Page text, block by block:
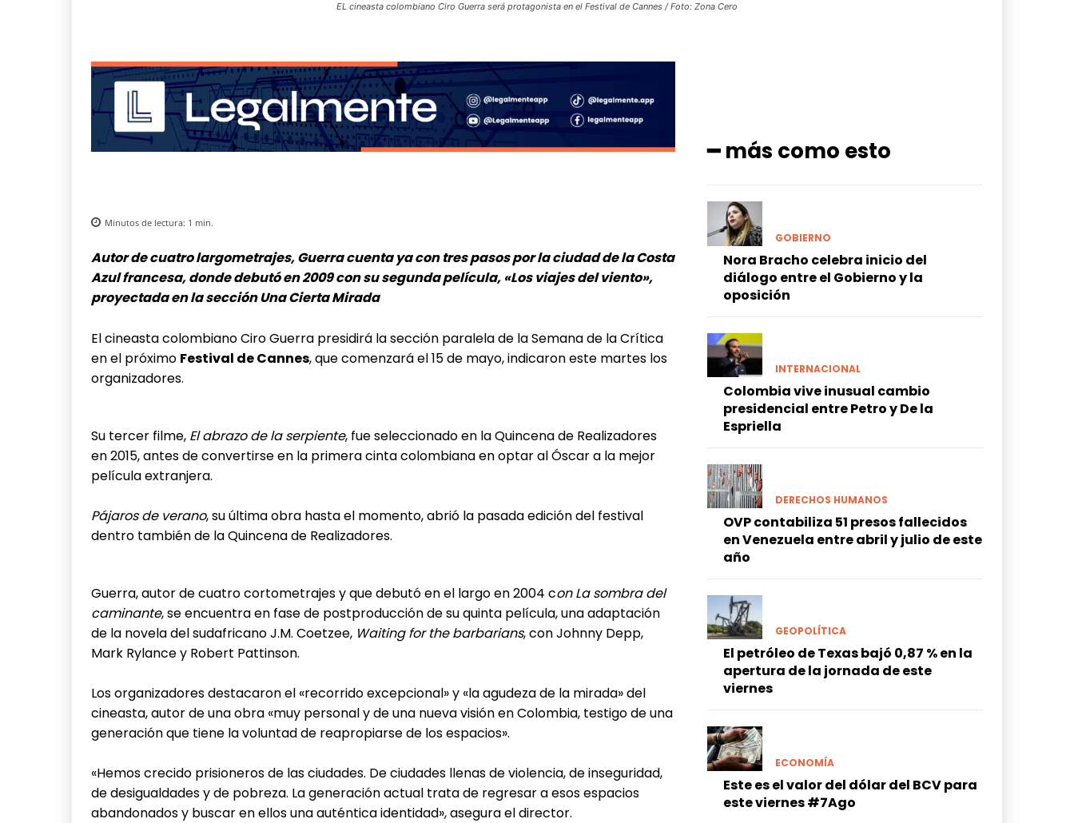
EL cineasta colombiano Ciro Guerra será protagonista en el Festival de Cannes / Foto: Zona Cero
Minutos de lectura: 1 min.
Autor de cuatro largometrajes, Guerra cuenta ya con tres pasos por la ciudad de la Costa
Azul francesa, donde debutó en 2009 con su segunda película, «Los viajes del viento»,
proyectada en la sección Una Cierta Mirada
El cineasta colombiano Ciro Guerra presidirá la sección paralela de la Semana de la Crítica
en el próximo Festival de Cannes, que comenzará el 15 de mayo, indicaron este martes los
organizadores.
Su tercer filme, El abrazo de la serpiente, fue seleccionado en la Quincena de Realizadores
en 2015, antes de convertirse en la primera cinta colombiana en optar al Óscar a la mejor
película extranjera.
Pájaros de verano, su última obra hasta el momento, abrió la pasada edición del festival
dentro también de la Quincena de Realizadores.
Guerra, autor de cuatro cortometrajes y que debutó en el largo en 2004 con La sombra del
caminante, se encuentra en fase de postproducción de su quinta película, una adaptación
de la novela del sudafricano J.M. Coetzee, Waiting for the barbarians, con Johnny Depp,
Mark Rylance y Robert Pattinson.
Los organizadores destacaron el «recorrido excepcional» y «la agudeza de la mirada» del
cineasta, autor de una obra «muy personal y de una nueva visión en Colombia, testigo de una
generación que tiene la voluntad de reapropiarse de los espacios».
«Hemos crecido prisioneros de las ciudades. De ciudades llenas de violencia, de inseguridad,
de desigualdades y de pobreza. La generación actual trata de regresar a esos espacios
abandonados y buscar en ellos una auténtica identidad», asegura el director.
━ más como esto
GOBIERNO
Nora Bracho celebra inicio del
diálogo entre el Gobierno y la
oposición
INTERNACIONAL
Colombia vive inusual cambio
presidencial entre Petro y De la
Espriella
DERECHOS HUMANOS
OVP contabiliza 51 presos fallecidos
en Venezuela entre abril y julio de este
año
GEOPOLÍTICA
El petróleo de Texas bajó 0,87 % en la
apertura de la jornada de este
viernes
ECONOMÍA
Este es el valor del dólar del BCV para
este viernes #7Ago